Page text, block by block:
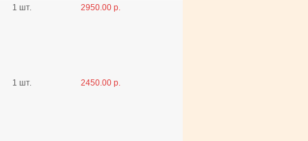
1 шт. 2950.00 р.
1 шт. 2450.00 р.